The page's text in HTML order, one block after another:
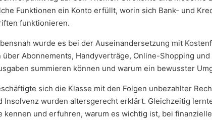
Funktionen ein Konto erfüllt, worin sich Bank- und
funktionieren.
wurde es bei der Auseinandersetzung mit
Abonnements, Handyverträge, Online-Shopping
summieren können und warum ein bewusster
sich die Klasse mit den Folgen unbezahlter
Insolvenz wurden altersgerecht erklärt. Gleichzeitig
kennen und erfuhren, warum es wichtig ist, bei